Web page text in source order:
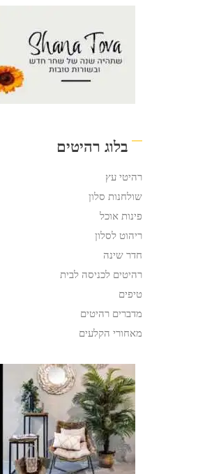
בלוג רהיטים
רהיטי עץ
שולחנות סלון
פינות אוכל
ריהוט לסלון
חדר שינה
רהיטים לכניסה לבית
טיפים
מדברים רהיטים
מאחורי הקלעים